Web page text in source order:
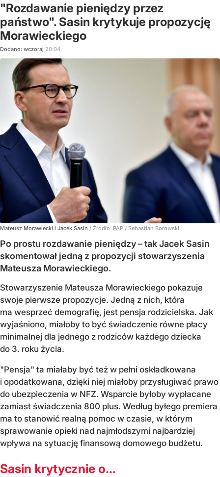
"Rozdawanie pieniędzy przez
państwo". Sasin krytykuje propozycję
Morawieckiego
Dodano: wczoraj 20:04
Mateusz Morawiecki i Jacek Sasin / Źródło: PAP / Sebastian Borowski
Po prostu rozdawanie pieniędzy – tak Jacek Sasin
skomentował jedną z propozycji stowarzyszenia
Mateusza Morawieckiego.
Stowarzyszenie Mateusza Morawieckiego pokazuje
swoje pierwsze propozycje. Jedną z nich, która
ma wesprzeć demografię, jest pensja rodzicielska. Jak
wyjaśniono, miałoby to być świadczenie równe płacy
minimalnej dla jednego z rodziców każdego dziecka
do 3. roku życia.
"Pensja" ta miałaby być też w pełni oskładkowana
i opodatkowana, dzięki niej miałoby przysługiwać prawo
do ubezpieczenia w NFZ. Wsparcie byłoby wypłacane
zamiast świadczenia 800 plus. Według byłego premiera
ma to stanowić realną pomoc w czasie, w którym
sprawowanie opieki nad najmłodszymi najbardziej
wpływa na sytuację finansową domowego budżetu.
Sasin krytycznie o...